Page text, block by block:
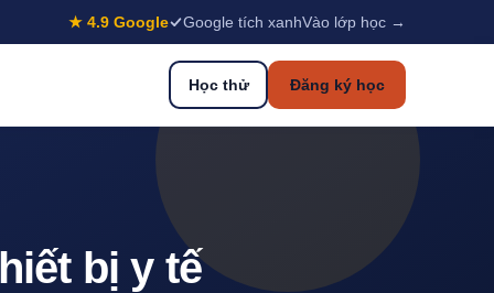
★ 4.9 Google Google tích xanhVào lớp học →
Học thử Đăng ký học
bị y tế